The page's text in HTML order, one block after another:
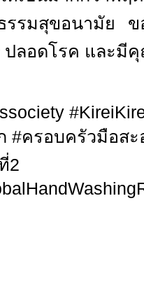
รมสุขอนามัย ข
ปลอดโรค และมี
#ครอบครัวมือส
2